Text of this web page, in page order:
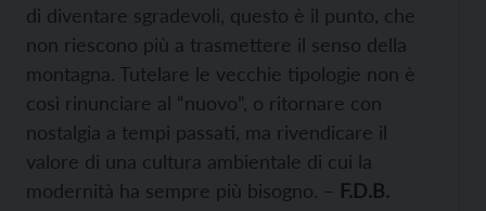
di diventare sgradevoli, questo è il punto, che
non riescono più a trasmettere il senso della
montagna. Tutelare le vecchie tipologie non è
così rinunciare al “nuovo”, o ritornare con
nostalgia a tempi passati, ma rivendicare il
valore di una cultura ambientale di cui la
modernità ha sempre più bisogno. – F.D.B.